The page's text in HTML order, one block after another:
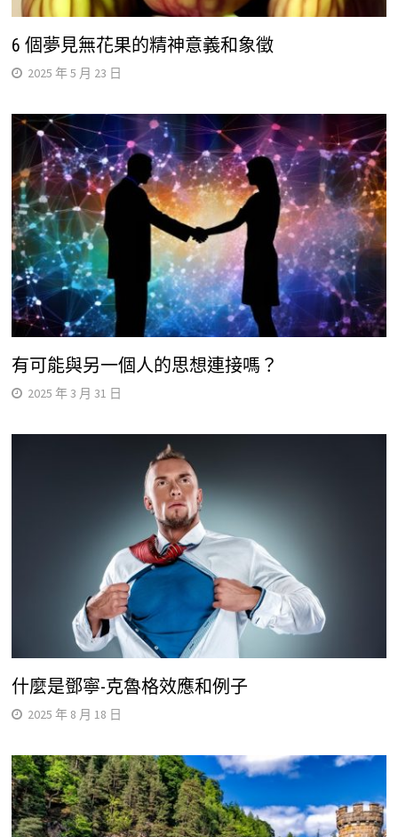
6 個夢見無花果的精神意義和象徵
2025 年 5 月 23 日
有可能與另一個人的思想連接嗎？
2025 年 3 月 31 日
什麼是鄧寧-克魯格效應和例子
2025 年 8 月 18 日